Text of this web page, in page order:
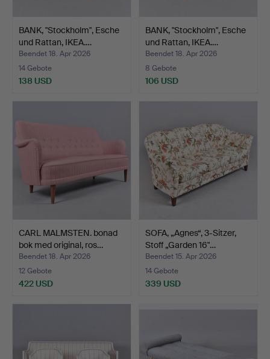
BANK, "Stockholm", Esche
und Rattan, IKEA.…
Beendet 18. Apr 2026
14 Gebote
138 USD
BANK, "Stockholm", Esche
und Rattan, IKEA.…
Beendet 18. Apr 2026
8 Gebote
106 USD
CARL MALMSTEN. bonad
bok med original, ros…
Beendet 18. Apr 2026
12 Gebote
422 USD
SOFA, „Agnes“, 3-Sitzer,
Stoff „Garden 16"…
Beendet 15. Apr 2026
14 Gebote
339 USD